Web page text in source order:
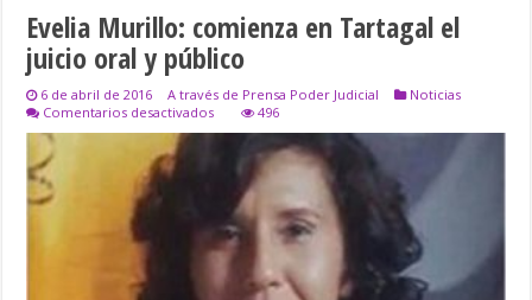
Evelia Murillo: comienza en Tartagal el
juicio oral y público
6 de abril de 2016 A través de Prensa Poder Judicial
Noticias
Comentarios desactivadosen
Evelia
comienza
Tartagal
juicio
oral
público
496